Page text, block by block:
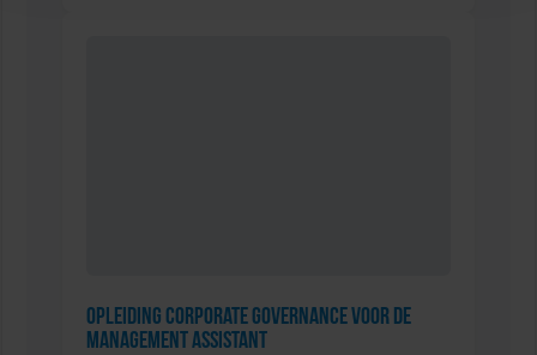
Opleiding Corporate Governance voor de
management assistant